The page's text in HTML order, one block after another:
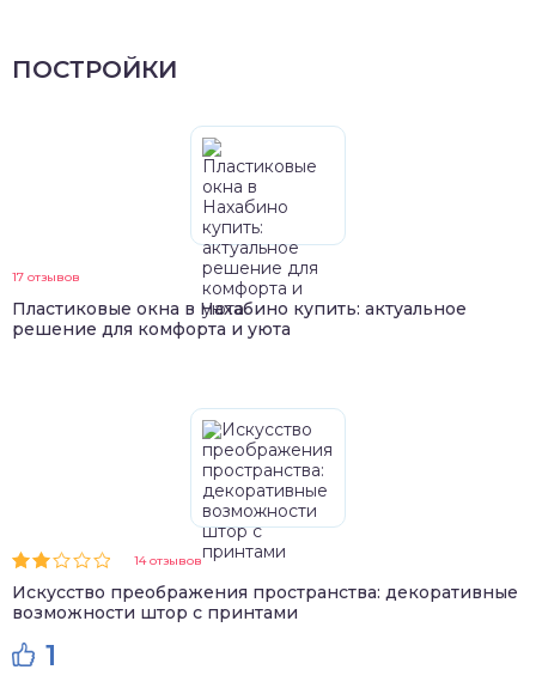
ПОСТРОЙКИ
17 отзывов
Пластиковые окна в Нахабино купить: актуальное
решение для комфорта и уюта
14 отзывов
Искусство преображения пространства: декоративные
возможности штор с принтами
1